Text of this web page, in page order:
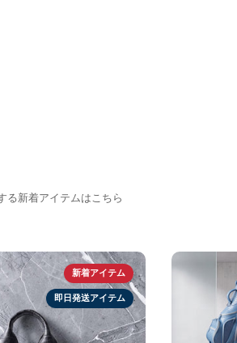
る新着アイテムはこちら
新着アイテム
即日発送アイテム